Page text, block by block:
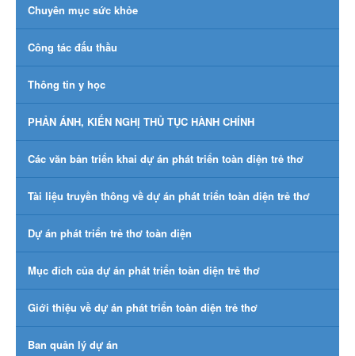
Chuyên mục sức khỏe
Công tác đấu thầu
Thông tin y học
PHẢN ÁNH, KIẾN NGHỊ THỦ TỤC HÀNH CHÍNH
Các văn bản triển khai dự án phát triển toàn diện trẻ thơ
Tài liệu truyền thông về dự án phát triển toàn diện trẻ thơ
Dự án phát triển trẻ thơ toàn diện
Mục đích của dự án phát triển toàn diện trẻ thơ
Giới thiệu về dự án phát triển toàn diện trẻ thơ
Ban quản lý dự án